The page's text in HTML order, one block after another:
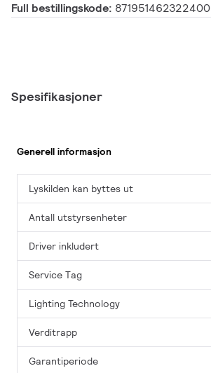
Full bestillingskode: 871951462322400
Spesifikasjoner
Generell informasjon
Lyskilden kan byttes ut
Antall utstyrsenheter
Driver inkludert
Service Tag
Lighting Technology
Verditrapp
Garantiperiode